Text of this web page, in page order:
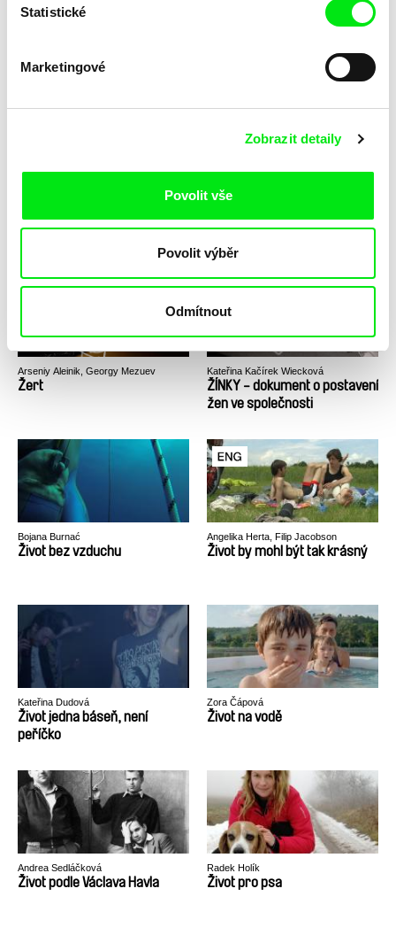
Statistické
Marketingové
Zobrazit detaily
Povolit vše
Povolit výběr
Odmítnout
Ženská odpověď Ženy pro měny
Arseniy Aleinik, Georgy Mezuev
Žert
Kateřina Kačírek Wiecková
ŽÍNKY - dokument o postavení
žen ve společnosti
Bojana Burnać
Život bez vzduchu
Angelika Herta, Filip Jacobson
Život by mohl být tak krásný
Kateřina Dudová
Život jedna báseň, není
peříčko
Zora Čápová
Život na vodě
Andrea Sedláčková
Život podle Václava Havla
Radek Holík
Život pro psa